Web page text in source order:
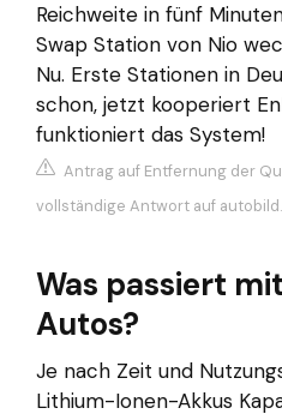
Reichweite in fünf
Swap Station von Nio
Nu. Erste Stationen in
schon, jetzt kooperiert
funktioniert das System!
Antrag auf Entfernung der
vollständige Antwort auf
Was passiert
Autos?
Je nach Zeit und
Lithium-Ionen-Akkus